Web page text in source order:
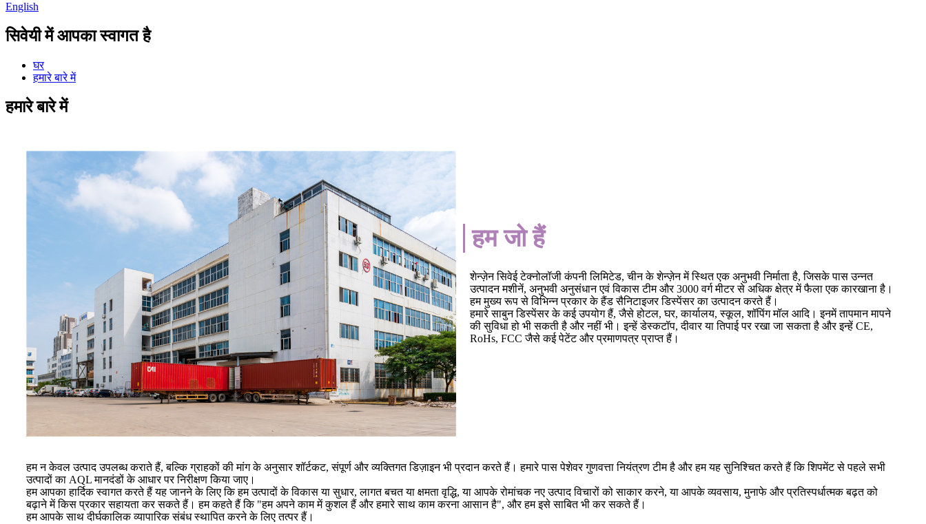
English
सिवेयी में आपका स्वागत है
घर
हमारे बारे में
हमारे बारे में
हम जो हैं
शेन्ज़ेन सिवेई टेक्नोलॉजी कंपनी लिमिटेड, चीन के शेन्ज़ेन में स्थित एक अनुभवी निर्माता है, जिसके पास उन्नत
उत्पादन मशीनें, अनुभवी अनुसंधान एवं विकास टीम और 3000 वर्ग मीटर से अधिक क्षेत्र में फैला एक कारखाना है।
हम मुख्य रूप से विभिन्न प्रकार के हैंड सैनिटाइजर डिस्पेंसर का उत्पादन करते हैं।
हमारे साबुन डिस्पेंसर के कई उपयोग हैं, जैसे होटल, घर, कार्यालय, स्कूल, शॉपिंग मॉल आदि। इनमें तापमान मापने
की सुविधा हो भी सकती है और नहीं भी। इन्हें डेस्कटॉप, दीवार या तिपाई पर रखा जा सकता है और इन्हें CE,
RoHs, FCC जैसे कई पेटेंट और प्रमाणपत्र प्राप्त हैं।
हम न केवल उत्पाद उपलब्ध कराते हैं, बल्कि ग्राहकों की मांग के अनुसार शॉर्टकट, संपूर्ण और व्यक्तिगत डिज़ाइन भी प्रदान करते हैं। हमारे पास पेशेवर गुणवत्ता नियंत्रण टीम है और हम यह सुनिश्चित करते हैं कि शिपमेंट से पहले सभी
उत्पादों का AQL मानदंडों के आधार पर निरीक्षण किया जाए।
हम आपका हार्दिक स्वागत करते हैं यह जानने के लिए कि हम उत्पादों के विकास या सुधार, लागत बचत या क्षमता वृद्धि, या आपके रोमांचक नए उत्पाद विचारों को साकार करने, या आपके व्यवसाय, मुनाफे और प्रतिस्पर्धात्मक बढ़त को
बढ़ाने में किस प्रकार सहायता कर सकते हैं। हम कहते हैं कि "हम अपने काम में कुशल हैं और हमारे साथ काम करना आसान है", और हम इसे साबित भी कर सकते हैं।
हम आपके साथ दीर्घकालिक व्यापारिक संबंध स्थापित करने के लिए तत्पर हैं।